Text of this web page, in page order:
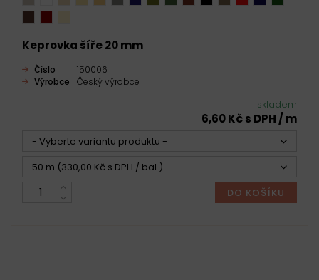
Keprovka šíře 20 mm
Číslo
150006
Výrobce
Český výrobce
skladem
6,60 Kč s DPH / m
- Vyberte variantu produktu -
50 m (330,00 Kč s DPH / bal.)
DO KOŠÍKU